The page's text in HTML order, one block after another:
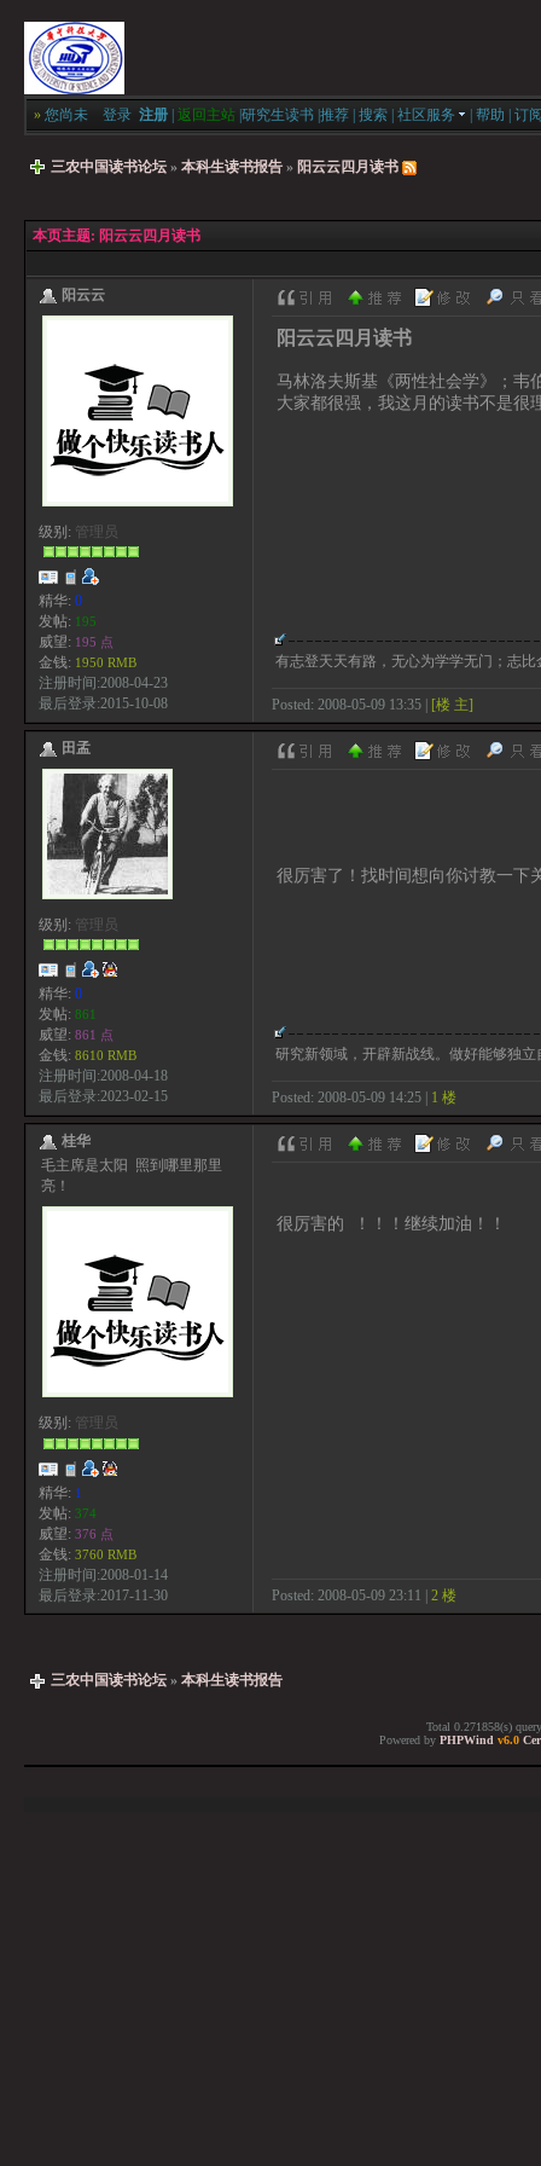
» 您尚未 登录 注册 返回主站 研究生读书 推荐 搜索 社区服务 帮助 订
三农中国读书论坛 » 本科生读书报告 » 阳云云四月读书
本页主题: 阳云云四月读书
阳云云
级别: 管理员
精华: 0
发帖: 195
威望: 195 点
金钱: 1950 RMB
注册时间:2008-04-23
最后登录:2015-10-08
阳云云四月读书
马林洛夫斯基《两性社会学》；韦
大家都很强，我这月的读书不是很
有志登天天有路，无心为学学无门；志
Posted: 2008-05-09 13:35 | [楼 主]
田孟
级别: 管理员
精华: 0
发帖: 861
威望: 861 点
金钱: 8610 RMB
注册时间:2008-04-18
最后登录:2023-02-15
很厉害了！找时间想向你讨教一下
研究新领域，开辟新战线。做好能够独
Posted: 2008-05-09 14:25 | 1 楼
桂华
毛主席是太阳 照到哪里那里
亮！
级别: 管理员
精华: 1
发帖: 374
威望: 376 点
金钱: 3760 RMB
注册时间:2008-01-14
最后登录:2017-11-30
很厉害的 ！！！继续加油！！
Posted: 2008-05-09 23:11 | 2 楼
三农中国读书论坛 » 本科生读书报告
Total 0.271858(s)
Powered by PHPWind v6.0